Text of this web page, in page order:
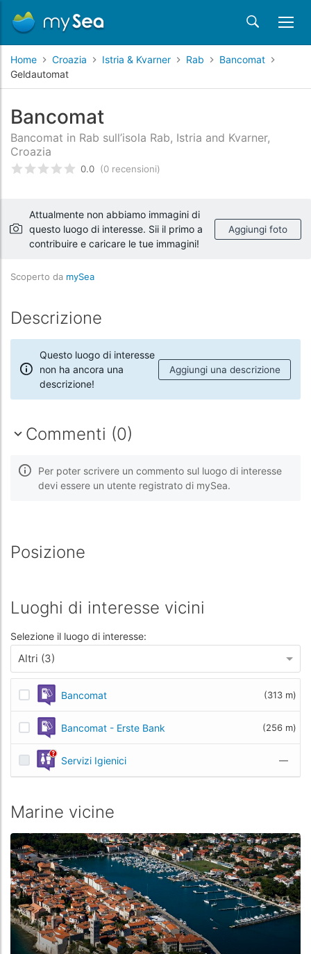
Home Croazia Istria & Kvarner Rab
Bancomat
Geldautomat
Bancomat
Bancomat in Rab sull’isola Rab, Istria and Kvarner,
Croazia
Valutato0/5 basata surecensioni dei clienti
0.0 (0 recensioni)
Attualmente non abbiamo immagini di
questo luogo di interesse. Sii il primo a
contribuire e caricare le tue immagini!
Aggiungi foto
Scoperto da mySea
Descrizione
Questo luogo di interesse
non ha ancora una
descrizione!
Aggiungi una descrizione
Commenti (0)
Per poter scrivere un commento sul luogo di interesse
devi essere un utente registrato di mySea.
Posizione
Luoghi di interesse vicini
Selezione il luogo di interesse:
Altri (3)
Bancomat (313 m)
Bancomat - Erste Bank (256 m)
Servizi Igienici —
Marine vicine